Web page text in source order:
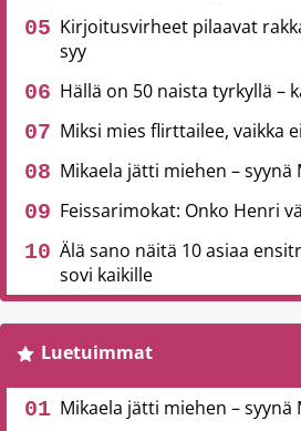
Kirjoitusvirheet pilaavat
syy
Hällä on 50 naista tyrkyllä –
Miksi mies flirttailee, vaikka
Mikaela jätti miehen – syynä
Feissarimokat: Onko Henri
Älä sano näitä 10 asiaa
sovi kaikille
Luetuimmat
Mikaela jätti miehen – syynä